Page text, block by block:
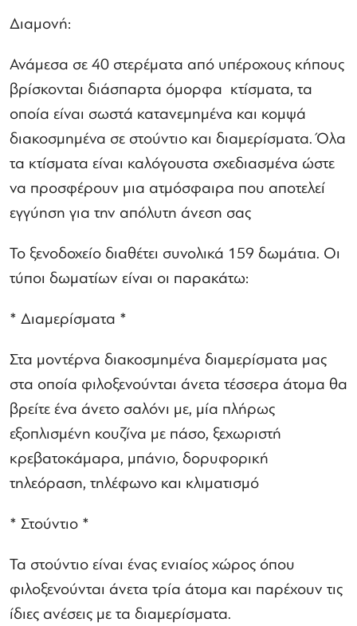
Διαμονή:
Ανάμεσα σε 40 στερέματα από υπέροχους κήπους
βρίσκονται διάσπαρτα όμορφα κτίσματα, τα
οποία είναι σωστά κατανεμημένα και κομψά
διακοσμημένα σε στούντιο και διαμερίσματα. Όλα
τα κτίσματα είναι καλόγουστα σχεδιασμένα ώστε
να προσφέρουν μια ατμόσφαιρα που αποτελεί
εγγύηση για την απόλυτη άνεση σας
Το ξενοδοχείο διαθέτει συνολικά 159 δωμάτια. Οι
τύποι δωματίων είναι οι παρακάτω:
* Διαμερίσματα *
Στα μοντέρνα διακοσμημένα διαμερίσματα μας
στα οποία φιλοξενούνται άνετα τέσσερα άτομα θα
βρείτε ένα άνετο σαλόνι με, μία πλήρως
εξοπλισμένη κουζίνα με πάσο, ξεχωριστή
κρεβατοκάμαρα, μπάνιο, δορυφορική
τηλεόραση, τηλέφωνο και κλιματισμό
* Στούντιο *
Τα στούντιο είναι ένας ενιαίος χώρος όπου
φιλοξενούνται άνετα τρία άτομα και παρέχουν τις
ίδιες ανέσεις με τα διαμερίσματα.